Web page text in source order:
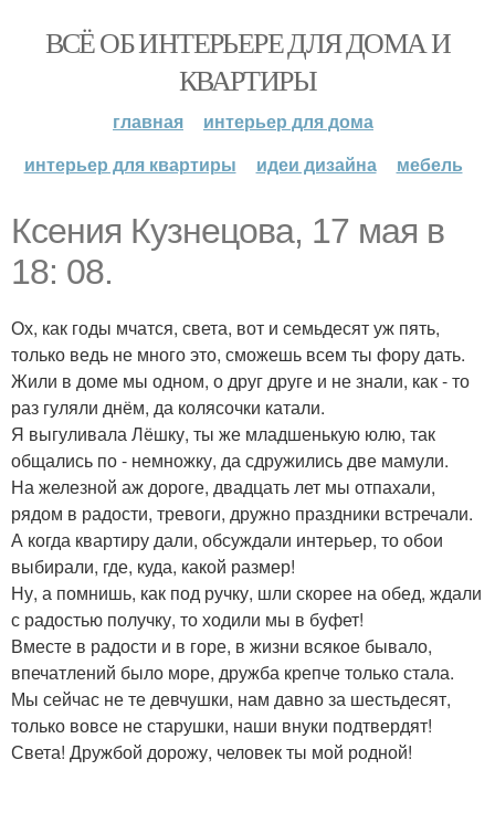
ВСЁ ОБ ИНТЕРЬЕРЕ ДЛЯ ДОМА И
КВАРТИРЫ
главная
интерьер для дома
интерьер для квартиры
идеи дизайна мебель
Ксения Кузнецова, 17 мая в
18: 08.
Ох, как годы мчатся, света, вот и семьдесят уж пять,
только ведь не много это, сможешь всем ты фору дать.
Жили в доме мы одном, о друг друге и не знали, как - то
раз гуляли днём, да колясочки катали.
Я выгуливала Лёшку, ты же младшенькую юлю, так
общались по - немножку, да сдружились две мамули.
На железной аж дороге, двадцать лет мы отпахали,
рядом в радости, тревоги, дружно праздники встречали.
А когда квартиру дали, обсуждали интерьер, то обои
выбирали, где, куда, какой размер!
Ну, а помнишь, как под ручку, шли скорее на обед, ждали
с радостью получку, то ходили мы в буфет!
Вместе в радости и в горе, в жизни всякое бывало,
впечатлений было море, дружба крепче только стала.
Мы сейчас не те девчушки, нам давно за шестьдесят,
только вовсе не старушки, наши внуки подтвердят!
Света! Дружбой дорожу, человек ты мой родной!